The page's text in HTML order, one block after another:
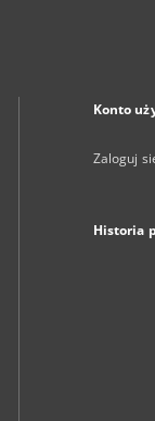
Konto
Zaloguj
Historia